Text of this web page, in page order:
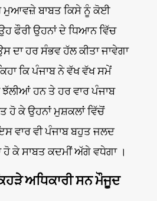
ਮੁਆਵਜ਼ੇ ਬਾਬਤ ਕਿਸੇ ਨੂੰ ਕੋਈ
ਫੌਰੀ ਉਹਨਾਂ ਦੇ ਧਿਆਨ ਵਿੱਚ
ਦਾ ਹਰ ਸੰਭਵ ਹੱਲ ਕੀਤਾ ਜਾਵੇਗਾ
ਕਿ ਪੰਜਾਬ ਨੇ ਵੱਖ ਵੱਖ ਸਮੇਂ
ਹਨ ਤੇ ਹਰ ਵਾਰ ਪੰਜਾਬ
ਹੋ ਕੇ ਉਹਨਾਂ ਮੁਸ਼ਕਲਾਂ ਵਿੱਚੋਂ
ਵਾਰ ਵੀ ਪੰਜਾਬ ਬਹੁਤ ਜਲਦ
ਕੇ ਸਾਬਤ ਕਦਮੀਂ ਅੱਗੇ ਵਧੇਗਾ ।
ਅਧਿਕਾਰੀ ਸਨ ਮੌਜੂਦ